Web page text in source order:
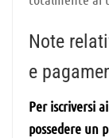
Note
e
Per iscriversi
possedere un